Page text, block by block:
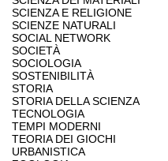
SCIENZA E RELIGIONE
SCIENZE NATURALI
SOCIAL NETWORK
SOCIETÀ
SOCIOLOGIA
SOSTENIBILITÀ
STORIA
STORIA DELLA SCIENZA
TECNOLOGIA
TEMPI MODERNI
TEORIA DEI GIOCHI
URBANISTICA